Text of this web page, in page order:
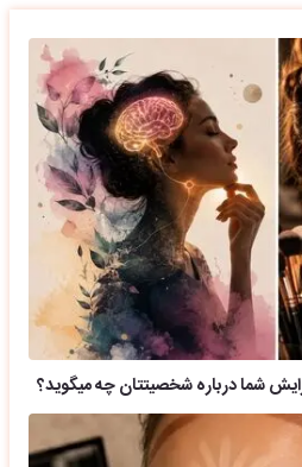
شما درباره شخصیتتان چه میگوید؟